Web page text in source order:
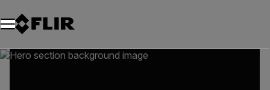
Unread messages
Modello
Rimuovi
articoli
articolo
Aggiungi al carrello
Aggiunto al carrello